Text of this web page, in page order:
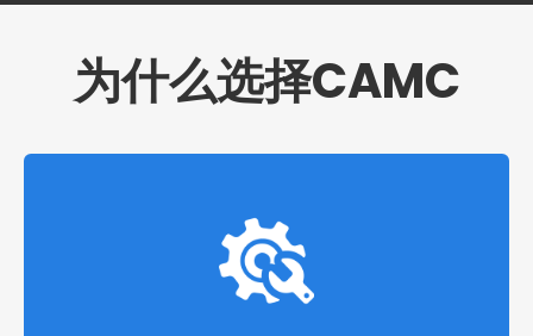
为什么选择CAMC